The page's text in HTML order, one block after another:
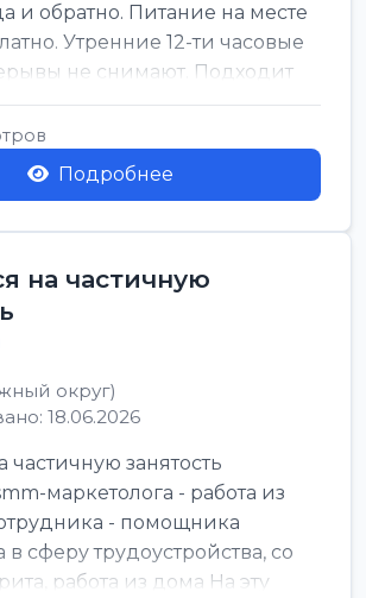
и обратно. Питание на месте
Утренние 12-ти часовые
не снимают. Подходит
Подробнее
на частичную
округ)
18.06.2026
частичную занятость
маркетолога - работа из
- помощника
в сферу трудоустройства, со
работа из дома На эту